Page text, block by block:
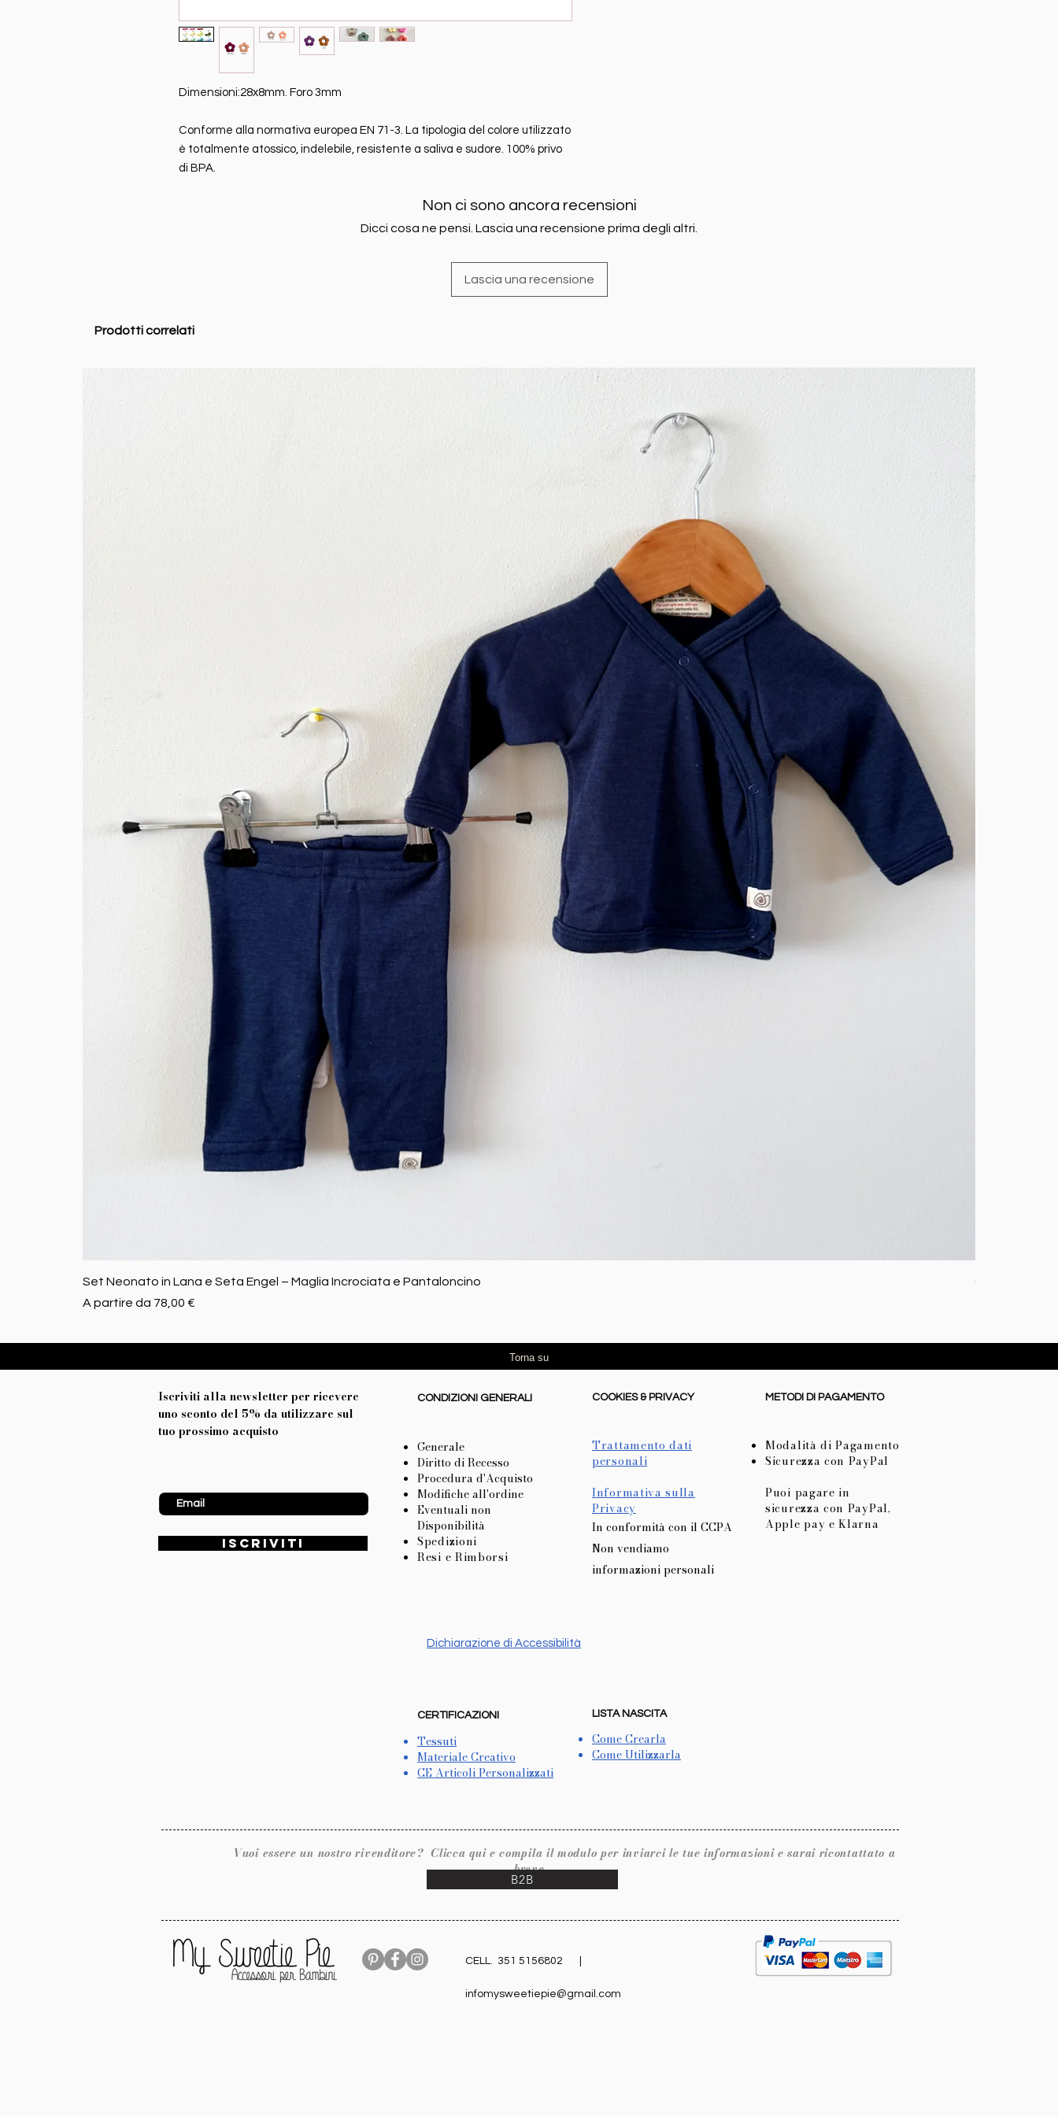
Dimensioni:28x8mm. Foro 3mm
Conforme alla normativa europea EN 71-3. La tipologia del colore utilizzato
è totalmente atossico, indelebile, resistente a saliva e sudore. 100% privo
di BPA.
Non ci sono ancora recensioni
Dicci cosa ne pensi. Lascia una recensione prima degli altri.
Lascia una recensione
Prodotti correlati
Set Neonato in Lana e Seta Engel – Maglia Incrociata e Pantaloncino
A partire da 78,00 €
Prezzo scontato
Coperta baby
Torna su
Iscriviti alla newsletter per ricevere
uno sconto del 5% da utilizzare sul
tuo prossimo acquisto
ISCRIVITI
CONDIZIONI GENERALI
Generale
Diritto di Recesso
Procedura d'Acquisto
Modifiche all'ordine
Eventuali non
Disponibilità
Spedizioni
Resi e Rimborsi
COOKIES & PRIVACY
Trattamento dati
personali
Informativa sulla
Privacy
In conformità con il CCPA
Non vendiamo
informazioni personali
METODI DI PAGAMENTO
Modalità di Pagamento
Sicurezza con PayPal
Puoi pagare in
sicurezza con PayPal,
Apple pay e Klarna
Dichiarazione di Accessibilità
CERTIFICAZIONI
Tessuti
Materiale Creativo
CE Articoli Personalizzati
LISTA NASCITA
Come Crearla
Come Utilizzarla
Vuoi essere un nostro rivenditore? Clicca qui e compila il modulo per inviarci le tue informazioni e sarai ricontattato a
breve.
B2B
CELL. 351 5156802 |
infomysweetiepie@gmail.com